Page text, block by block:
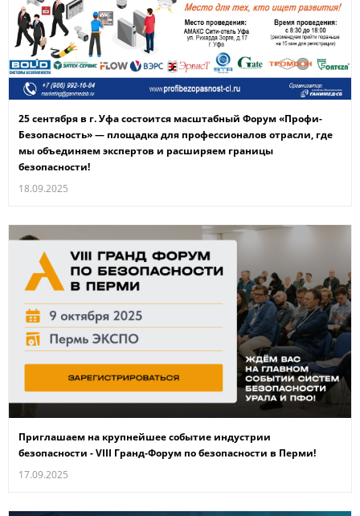
25 сентября в г. Уфа состоится масштабный Форум «Профи-
Безопасность» — площадка для профессионалов отрасли, где
мы объединяем экспертов и расширяем границы
безопасности!
18.09.2025
Приглашаем на крупнейшее событие индустрии
безопасности - VIII Гранд-Форум по безопасности в Перми!
17.09.2025